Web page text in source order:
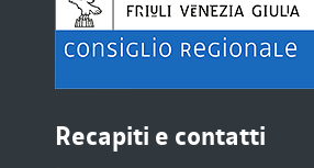
Recapiti e contatti